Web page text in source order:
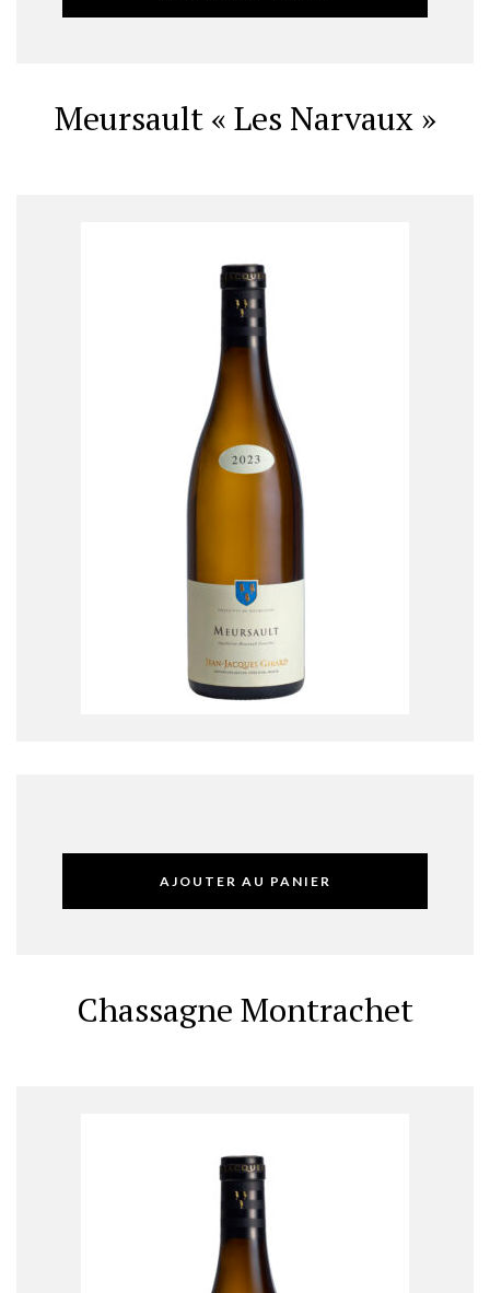
Meursault « Les Narvaux »
AJOUTER AU PANIER
Chassagne Montrachet